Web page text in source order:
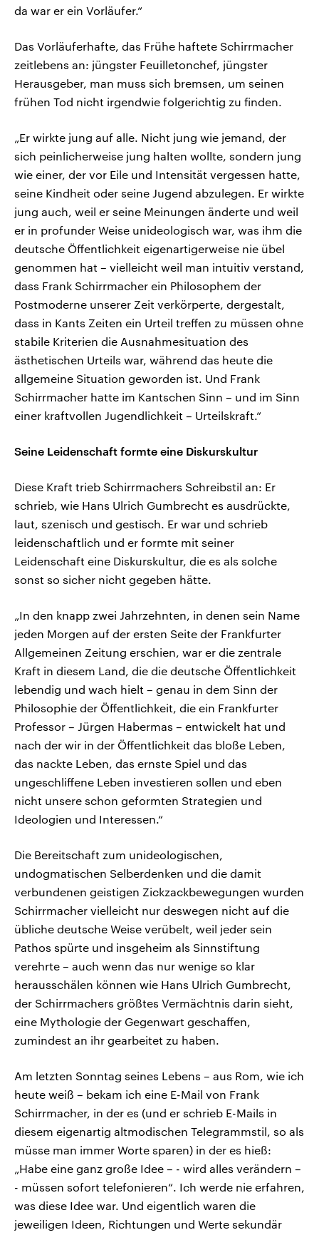
da war er ein Vorläufer.“
Das Vorläuferhafte, das Frühe haftete Schirrmacher
zeitlebens an: jüngster Feuilletonchef, jüngster
Herausgeber, man muss sich bremsen, um seinen
frühen Tod nicht irgendwie folgerichtig zu finden.
„Er wirkte jung auf alle. Nicht jung wie jemand, der
sich peinlicherweise jung halten wollte, sondern jung
wie einer, der vor Eile und Intensität vergessen hatte,
seine Kindheit oder seine Jugend abzulegen. Er wirkte
jung auch, weil er seine Meinungen änderte und weil
er in profunder Weise unideologisch war, was ihm die
deutsche Öffentlichkeit eigenartigerweise nie übel
genommen hat – vielleicht weil man intuitiv verstand,
dass Frank Schirrmacher ein Philosophem der
Postmoderne unserer Zeit verkörperte, dergestalt,
dass in Kants Zeiten ein Urteil treffen zu müssen ohne
stabile Kriterien die Ausnahmesituation des
ästhetischen Urteils war, während das heute die
allgemeine Situation geworden ist. Und Frank
Schirrmacher hatte im Kantschen Sinn – und im Sinn
einer kraftvollen Jugendlichkeit – Urteilskraft.“
Seine Leidenschaft formte eine Diskurskultur
Diese Kraft trieb Schirrmachers Schreibstil an: Er
schrieb, wie Hans Ulrich Gumbrecht es ausdrückte,
laut, szenisch und gestisch. Er war und schrieb
leidenschaftlich und er formte mit seiner
Leidenschaft eine Diskurskultur, die es als solche
sonst so sicher nicht gegeben hätte.
„In den knapp zwei Jahrzehnten, in denen sein Name
jeden Morgen auf der ersten Seite der Frankfurter
Allgemeinen Zeitung erschien, war er die zentrale
Kraft in diesem Land, die die deutsche Öffentlichkeit
lebendig und wach hielt – genau in dem Sinn der
Philosophie der Öffentlichkeit, die ein Frankfurter
Professor – Jürgen Habermas – entwickelt hat und
nach der wir in der Öffentlichkeit das bloße Leben,
das nackte Leben, das ernste Spiel und das
ungeschliffene Leben investieren sollen und eben
nicht unsere schon geformten Strategien und
Ideologien und Interessen.“
Die Bereitschaft zum unideologischen,
undogmatischen Selberdenken und die damit
verbundenen geistigen Zickzackbewegungen wurden
Schirrmacher vielleicht nur deswegen nicht auf die
übliche deutsche Weise verübelt, weil jeder sein
Pathos spürte und insgeheim als Sinnstiftung
verehrte – auch wenn das nur wenige so klar
herausschälen können wie Hans Ulrich Gumbrecht,
der Schirrmachers größtes Vermächtnis darin sieht,
eine Mythologie der Gegenwart geschaffen,
zumindest an ihr gearbeitet zu haben.
Am letzten Sonntag seines Lebens – aus Rom, wie ich
heute weiß – bekam ich eine E-Mail von Frank
Schirrmacher, in der es (und er schrieb E-Mails in
diesem eigenartig altmodischen Telegrammstil, so als
müsse man immer Worte sparen) in der es hieß:
„Habe eine ganz große Idee – - wird alles verändern –
- müssen sofort telefonieren“. Ich werde nie erfahren,
was diese Idee war. Und eigentlich waren die
jeweiligen Ideen, Richtungen und Werte sekundär